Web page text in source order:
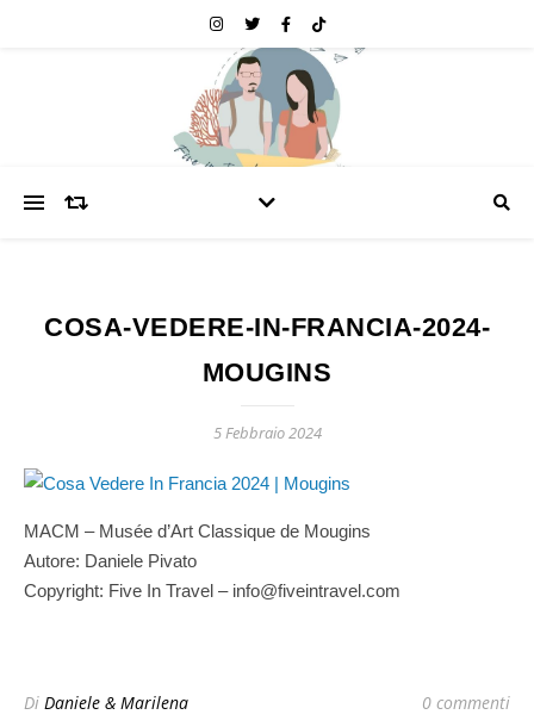
COSA-VEDERE-IN-FRANCIA-2024-
MOUGINS
5 Febbraio 2024
MACM – Musée d’Art Classique de Mougins
Autore: Daniele Pivato
Copyright: Five In Travel – info@fiveintravel.com
Di Daniele & Marilena 0 commenti